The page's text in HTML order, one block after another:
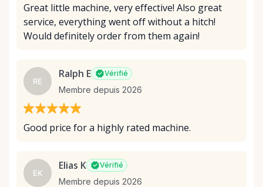
Great little machine, very effective! Also great
service, everything went off without a hitch!
Would definitely order from them again!
RE
Ralph E Vérifié
Membre depuis 2026
Good price for a highly rated machine.
EK
Elias K Vérifié
Membre depuis 2026